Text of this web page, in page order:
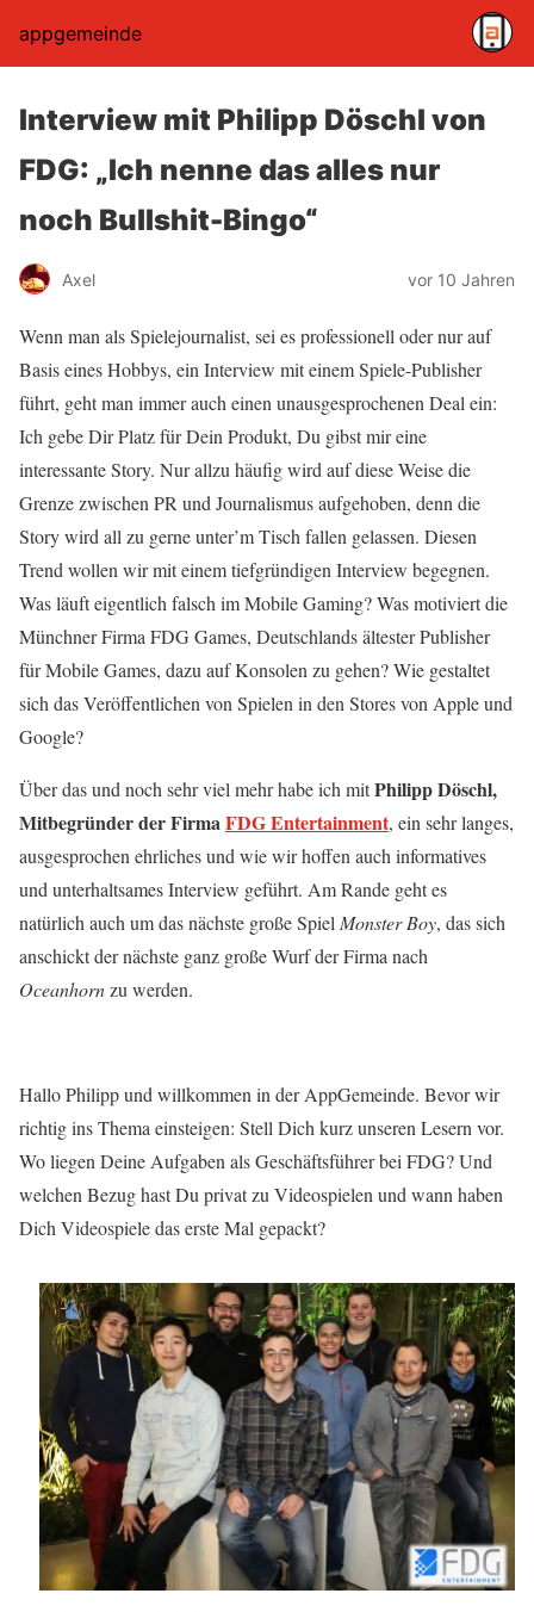
appgemeinde
Interview mit Philipp Döschl von
FDG: „Ich nenne das alles nur
noch Bullshit-Bingo“
Axel vor 10 Jahren
Wenn man als Spielejournalist, sei es professionell oder nur auf
Basis eines Hobbys, ein Interview mit einem Spiele-Publisher
führt, geht man immer auch einen unausgesprochenen Deal ein:
Ich gebe Dir Platz für Dein Produkt, Du gibst mir eine
interessante Story. Nur allzu häufig wird auf diese Weise die
Grenze zwischen PR und Journalismus aufgehoben, denn die
Story wird all zu gerne unter’m Tisch fallen gelassen. Diesen
Trend wollen wir mit einem tiefgründigen Interview begegnen.
Was läuft eigentlich falsch im Mobile Gaming? Was motiviert die
Münchner Firma FDG Games, Deutschlands ältester Publisher
für Mobile Games, dazu auf Konsolen zu gehen? Wie gestaltet
sich das Veröffentlichen von Spielen in den Stores von Apple und
Google?
Über das und noch sehr viel mehr habe ich mitPhilipp Döschl,
Mitbegründer der FirmaFDG Entertainment, ein sehr langes,
ausgesprochen ehrliches und wie wir hoffen auch informatives
und unterhaltsames Interview geführt. Am Rande geht es
natürlich auch um das nächste große Spiel Monster Boy, das sich
anschickt der nächste ganz große Wurf der Firma nach
Oceanhornzu werden.
Hallo Philipp und willkommen in der AppGemeinde. Bevor wir
richtig ins Thema einsteigen: Stell Dich kurz unseren Lesern vor.
Wo liegen Deine Aufgaben als Geschäftsführer bei FDG? Und
welchen Bezug hast Du privat zu Videospielen und wann haben
Dich Videospiele das erste Mal gepackt?